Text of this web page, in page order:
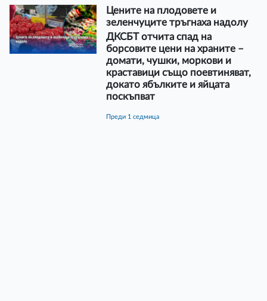
Цените на плодовете и
зеленчуците тръгнаха надолу
ДКСБТ отчита спад на
борсовите цени на храните –
домати, чушки, моркови и
краставици също поевтиняват,
докато ябълките и яйцата
поскъпват
преди 1 седмица